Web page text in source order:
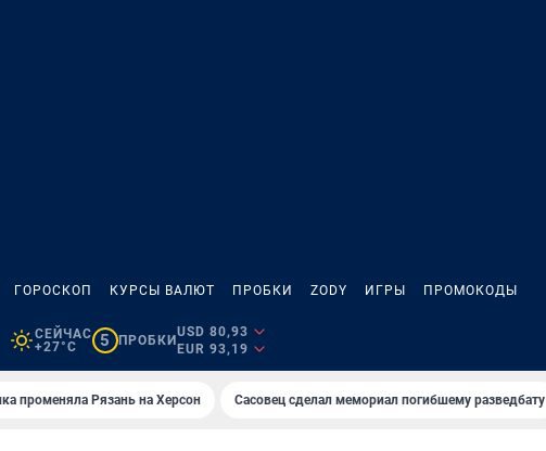
ГОРОСКОП КУРСЫ ВАЛЮТ ПРОБКИ ZODY ИГРЫ ПРОМОКОДЫ
СЕЙЧАС
+27°C
5 ПРОБКИ
USD 80,93
EUR 93,19
променяла Рязань на Херсон Сасовец сделал мемориал погибшему разведбату